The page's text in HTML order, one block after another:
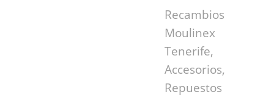
Recambios
Moulinex
Tenerife,
Accesorios,
Repuestos